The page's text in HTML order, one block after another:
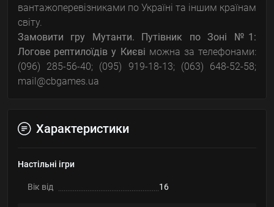
вантажоперевізниками по Україні та іншим країнам
світу.
Замовити гру
Мутанти. Путівник по Зоні №1:
Логове рептилоїдів у Києві можна за телефонами:
(096) 285-56-40; (095) 919-18-13; (063) 648-52-58;
mail@cbgames.ua
Характеристики
Настільні ігри
Вік від 16